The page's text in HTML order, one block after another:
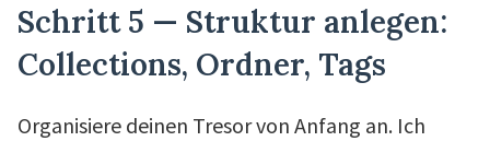
Schritt 5 — Struktur anlegen:
Collections, Ordner, Tags
Organisiere deinen Tresor von Anfang an. Ich